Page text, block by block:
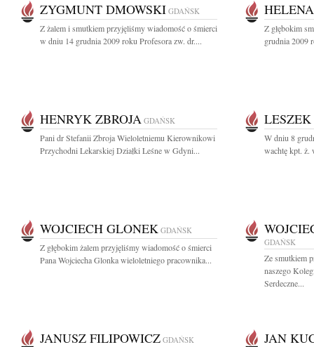
ZYGMUNT DMOWSKI GDAŃSK
Z żalem i smutkiem przyjęliśmy wiadomość o śmierci
w dniu 14 grudnia 2009 roku Profesora zw. dr....
Z głębokim
grudnia 2009
HENRYK ZBROJA GDAŃSK
Pani dr Stefanii Zbroja Wieloletniemu Kierownikowi
Przychodni Lekarskiej Działki Leśne w Gdyni...
W dniu 8
wachtę kpt. ż.
WOJCIECH GLONEK GDAŃSK
Z głębokim żalem przyjęliśmy wiadomość o śmierci
Pana Wojciecha Glonka wieloletniego pracownika...
GDAŃSK
Ze smutkiem
naszego
Serdeczne...
JANUSZ FILIPOWICZ GDAŃSK JAN